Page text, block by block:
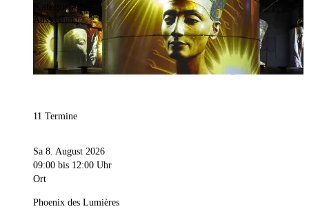
Kategorie
Ausstellung
11 Termine
Sa 8. August 2026
09:00 bis 12:00 Uhr
Ort
Phoenix des Lumières